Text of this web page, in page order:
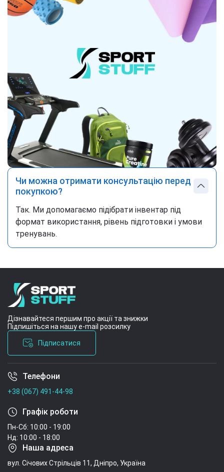
Чи можна отримати консультацію перед
покупкою?
Так. Ми допомагаємо підібрати інвентар під
формат використання, рівень підготовки і умови
тренувань.
Дізнавайтеся першим про акції та знижки
Підпишіться на нашу e-mail розсилку
Підписатися
Умови угоди
Телефони
+38 (067) 491-44-98
Графік роботи
Пн-Сб: 10:00 - 19:00
Нд: 10:00 - 18:00
Наша адреса
вул. Січових Стрільців 11, Дніпро, Україна